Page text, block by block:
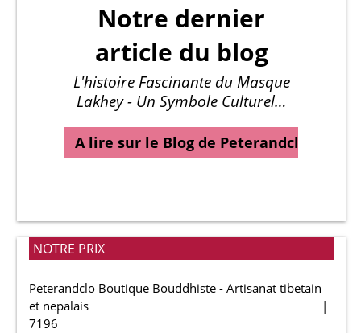
Notre dernier
article du blog
L'histoire Fascinante du Masque
Lakhey - Un Symbole Culturel…
A lire sur le Blog de Peterandclo…
NOTRE PRIX
Peterandclo Boutique Bouddhiste - Artisanat tibetain
et nepalais
7196